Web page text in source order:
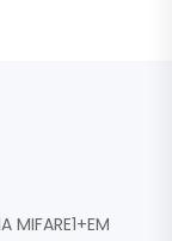
MIFARE1+EM